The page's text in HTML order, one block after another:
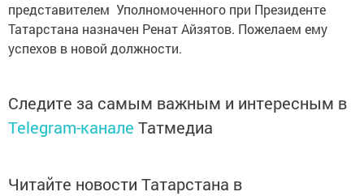
представителем Уполномоченного при Президенте
Татарстана назначен Ренат Айзятов. Пожелаем ему
успехов в новой должности.
Следите за самым важным и интересным в
Telegram-канале Татмедиа
Читайте новости Татарстана в